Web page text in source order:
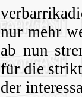
nur mehr
ab nun
für die
der